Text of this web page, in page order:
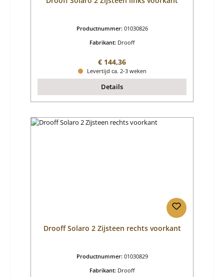
Productnummer: 01030826
Fabrikant: Drooff
Normale prijs:
€ 144,36
Levertijd ca. 2-3 weken
Details
Drooff Solaro 2 Zijsteen rechts voorkant
Productnummer: 01030829
Fabrikant: Drooff